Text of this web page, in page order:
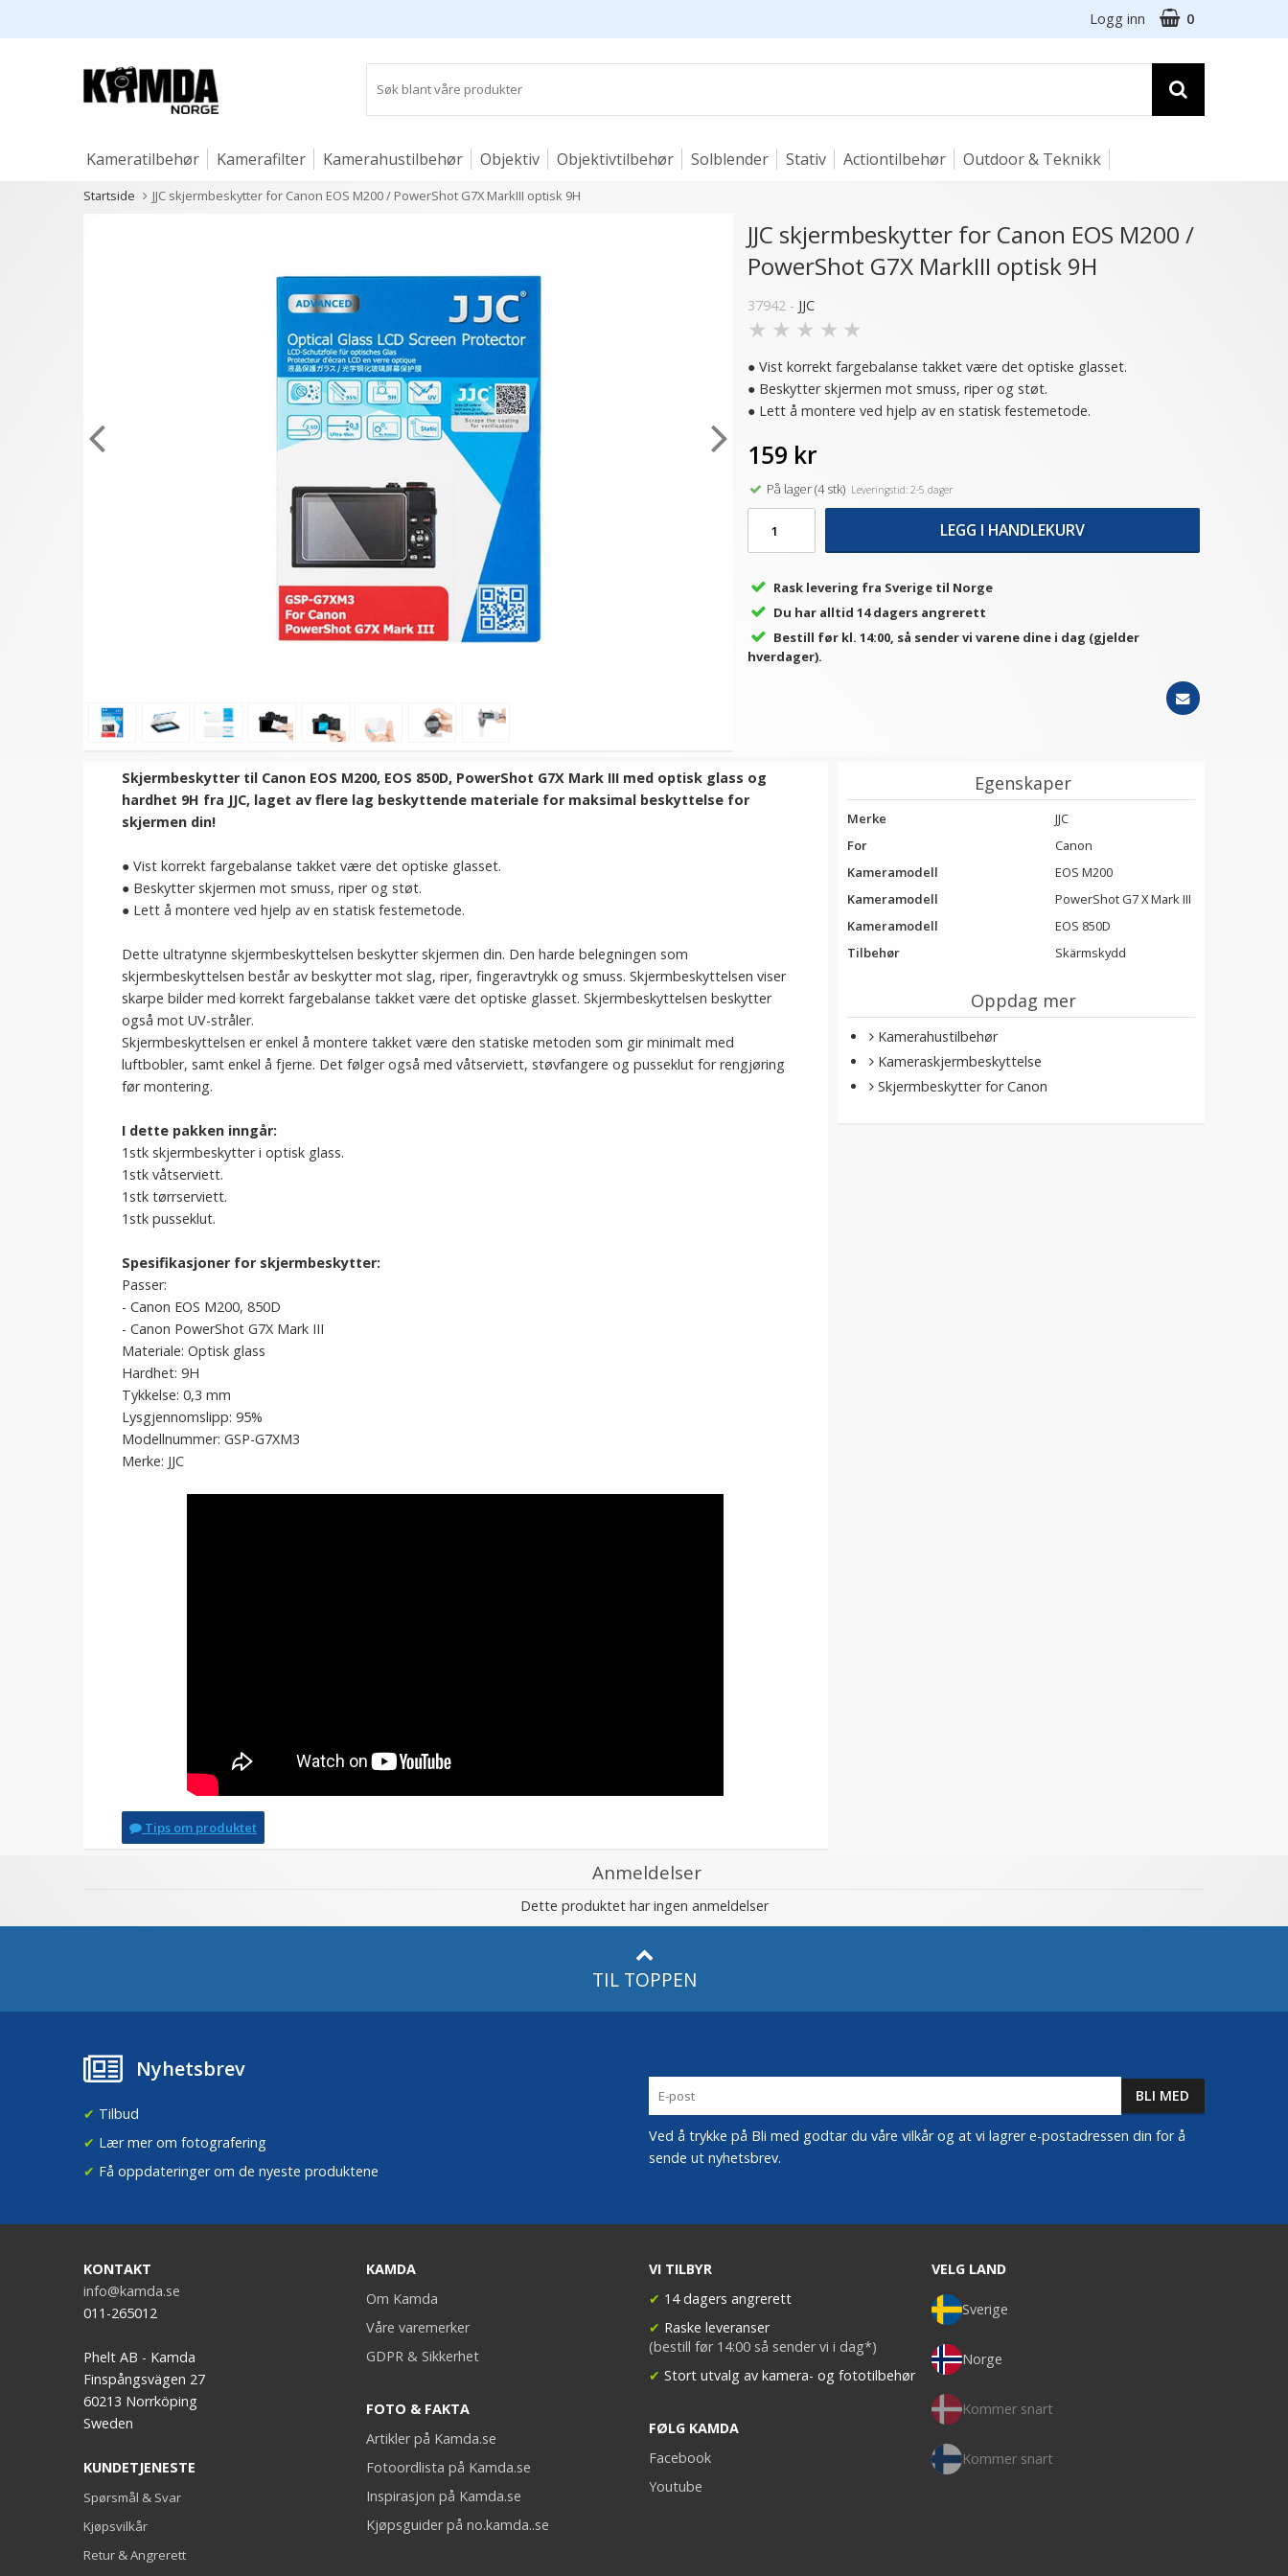
Logg inn 0
Kameratilbehør Kamerafilter Kamerahustilbehør Objektiv Objektivtilbehør Solblender Stativ Actiontilbehør Outdoor & Teknikk
Studio og lys
Startside JJC skjermbeskytter for Canon EOS M200 / PowerShot G7X MarkIII optisk 9H
JJC skjermbeskytter for Canon EOS M200 /
PowerShot G7X MarkIII optisk 9H
37942 - JJC
★ ★ ★ ★ ★
● Vist korrekt fargebalanse takket være det optiske glasset.
● Beskytter skjermen mot smuss, riper og støt.
● Lett å montere ved hjelp av en statisk festemetode.
159 kr
På lager (4 stk)Leveringstid: 2-5 dager
LEGG I HANDLEKURV
Rask levering fra Sverige til Norge
Du har alltid 14 dagers angrerett
Bestill før kl. 14:00, så sender vi varene dine i dag (gjelder
hverdager).
Skjermbeskytter til Canon EOS M200, EOS 850D, PowerShot G7X Mark III med optisk glass og
hardhet 9H fra JJC, laget av flere lag beskyttende materiale for maksimal beskyttelse for
skjermen din!
● Vist korrekt fargebalanse takket være det optiske glasset.
● Beskytter skjermen mot smuss, riper og støt.
● Lett å montere ved hjelp av en statisk festemetode.
Dette ultratynne skjermbeskyttelsen beskytter skjermen din. Den harde belegningen som
skjermbeskyttelsen består av beskytter mot slag, riper, fingeravtrykk og smuss. Skjermbeskyttelsen viser
skarpe bilder med korrekt fargebalanse takket være det optiske glasset. Skjermbeskyttelsen beskytter
også mot UV-stråler.
Skjermbeskyttelsen er enkel å montere takket være den statiske metoden som gir minimalt med
luftbobler, samt enkel å fjerne. Det følger også med våtserviett, støvfangere og pusseklut for rengjøring
før montering.
I dette pakken inngår:
1stk skjermbeskytter i optisk glass.
1stk våtserviett.
1stk tørrserviett.
1stk pusseklut.
Spesifikasjoner for skjermbeskytter:
Passer:
- Canon EOS M200, 850D
- Canon PowerShot G7X Mark III
Materiale: Optisk glass
Hardhet: 9H
Tykkelse: 0,3 mm
Lysgjennomslipp: 95%
Modellnummer: GSP-G7XM3
Merke: JJC
Tips om produktet
Egenskaper
Merke
JJC
For
Canon
Kameramodell
EOS M200
Kameramodell
PowerShot G7 X Mark III
Kameramodell
EOS 850D
Tilbehør
Skärmskydd
Oppdag mer
Kamerahustilbehør
Kameraskjermbeskyttelse
Skjermbeskytter for Canon
Anmeldelser
Dette produktet har ingen anmeldelser
TIL TOPPEN
Nyhetsbrev
✔ Tilbud
✔ Lær mer om fotografering
✔ Få oppdateringer om de nyeste produktene
Ved å trykke på Bli med godtar du våre vilkår og at vi lagrer e-postadressen din for å
sende ut nyhetsbrev.
KONTAKT
info@kamda.se
011-265012
Phelt AB - Kamda
Finspångsvägen 27
60213 Norrköping
Sweden
KUNDETJENESTE
Spørsmål & Svar
Kjøpsvilkår
Retur & Angrerett
KAMDA
Om Kamda
Våre varemerker
GDPR & Sikkerhet
FOTO & FAKTA
Artikler på Kamda.se
Fotoordlista på Kamda.se
Inspirasjon på Kamda.se
Kjøpsguider på no.kamda..se
VI TILBYR
✔ 14 dagers angrerett
✔ Raske leveranser
(bestill før 14:00 så sender vi i dag*)
✔ Stort utvalg av kamera- og fototilbehør
FØLG KAMDA
Facebook
Youtube
VELG LAND
Sverige
Norge
Kommer snart
Kommer snart